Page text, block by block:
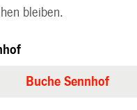
bleiben.
Buche Sennhof